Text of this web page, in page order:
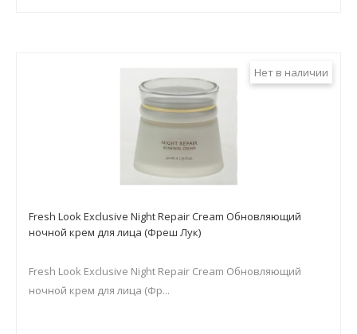
Нет в наличии
Fresh Look Exclusive Night Repair Cream Обновляющий
ночной крем для лица (Фреш Лук)
Fresh Look Exclusive Night Repair Cream Обновляющий
ночной крем для лица (Фр...